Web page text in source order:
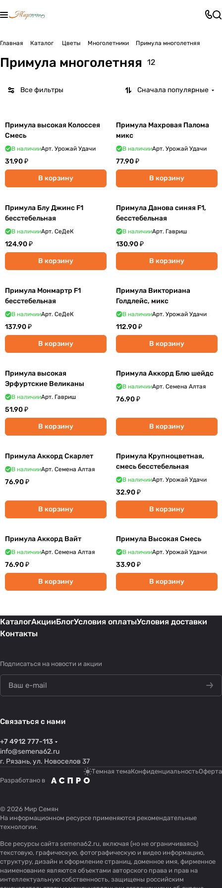
Главная Каталог Цветы Многолетники Примула многолетняя
Примула многолетняя 12
Все фильтры Сначала популярные
Примула высокая Колоссея
Смесь
В наличииАрт. Урожай Удачи
31.90 ₽
В корзину
Примула Махровая Палома
микс
В наличииАрт. Урожай Удачи
77.90 ₽
В корзину
Примула Блу Джинс F1
бесстебельная
В наличииАрт. СеДеК
124.90 ₽
В корзину
Примула Данова синяя F1,
бесстебельная
В наличииАрт. Гавриш
130.90 ₽
В корзину
Примула Монмартр F1
бесстебельная
В наличииАрт. СеДеК
137.90 ₽
В корзину
Примула Викториана
Голдлейс, микс
В наличииАрт. Урожай Удачи
112.90 ₽
В корзину
Примула высокая
Эрфуртские Великаны
В наличииАрт. Гавриш
51.90 ₽
В корзину
Примула Аккорд Блю шейдс
В наличииАрт. Семена Алтая
76.90 ₽
В корзину
Примула Аккорд Скарлет
В наличииАрт. Семена Алтая
76.90 ₽
В корзину
Примула Крупноцветная,
смесь бесстебельная
В наличииАрт. Урожай Удачи
32.90 ₽
В корзину
Примула Аккорд Вайт
В наличииАрт. Семена Алтая
76.90 ₽
В корзину
Примула Высокая Смесь
В наличииАрт. Урожай Удачи
33.90 ₽
В корзину
КаталогАкцииБлогУсловия оплатыУсловия доставки
Контакты
Подписаться на новости и акции
Связаться с нами
+7 4912 777-113
info@semena62.ru
г. Рязань, ул. Новоселов 37
Темная темаКонфиденциальностьОферта
Разработано в
© 2026 Мир Семян
На информационном ресурсе применяются рекомендательные
технологии.
Все ресурсы сайта semena62.ru, включая (но не ограничиваясь)
текстовую, графическую, фотографическую и видео информацию,
структуру, дизайн и оформление страниц, доменное имя, фирменное
наименование являются объектами авторского права и прав на
интеллектуальную собственность, защищены российским